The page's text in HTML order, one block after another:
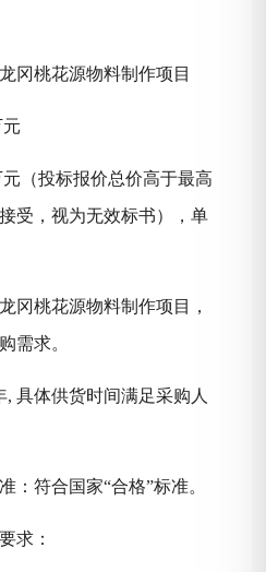
冈桃花源物料制作项目
元
元（投标报价总价高于最高
受，视为无效标书），单
冈桃花源物料制作项目，
需求。
, 具体供货时间满足采购人
：符合国家“合格”标准。
求：